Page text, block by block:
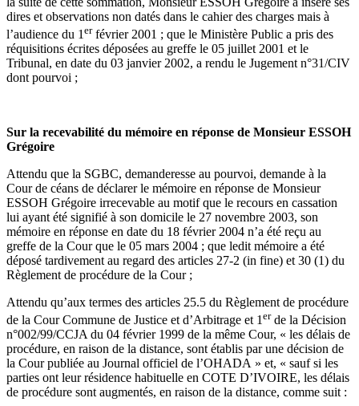
dires et observations non datés dans le cahier des charges mais à
l’audience du 1 erfévrier 2001 ; que le Ministère Public a pris des
réquisitions écrites déposées au greffe le 05 juillet 2001 et le
Tribunal, en date du 03 janvier 2002, a rendu le Jugement n°31/CIV
dont pourvoi ;
Sur la recevabilité du mémoire en réponse de Monsieur ESSOH
Grégoire
Attendu que la SGBC, demanderesse au pourvoi, demande à la
Cour de céans de déclarer le mémoire en réponse de Monsieur
ESSOH Grégoire irrecevable au motif que le recours en cassation
lui ayant été signifié à son domicile le 27 novembre 2003, son
mémoire en réponse en date du 18 février 2004 n’a été reçu au
greffe de la Cour que le 05 mars 2004 ; que ledit mémoire a été
déposé tardivement au regard des articles 27-2 (in fine) et 30 (1) du
Règlement de procédure de la Cour ;
Attendu qu’aux termes des articles 25.5 du Règlement de procédure
de la Cour Commune de Justice et d’Arbitrage et 1 erde la Décision
n°002/99/CCJA du 04 février 1999 de la même Cour, « les délais de
procédure, en raison de la distance, sont établis par une décision de
la Cour publiée au Journal officiel de l’OHADA » et, « sauf si les
parties ont leur résidence habituelle en COTE D’IVOIRE, les délais
de procédure sont augmentés, en raison de la distance, comme suit :